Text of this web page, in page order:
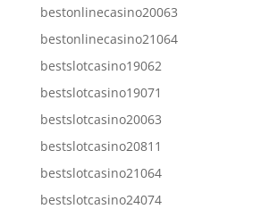
bestonlinecasino20063
bestonlinecasino21064
bestslotcasino19062
bestslotcasino19071
bestslotcasino20063
bestslotcasino20811
bestslotcasino21064
bestslotcasino24074